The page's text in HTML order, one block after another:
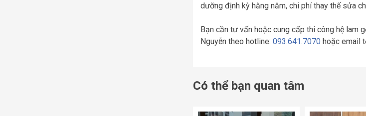
dưỡng định kỳ hằng năm, chi phí thay thế sửa
Bạn cần tư vấn hoặc cung cấp thi công hệ lam
Nguyễn theo hotline: 093.641.7070 hoặc email
Có thể bạn quan tâm